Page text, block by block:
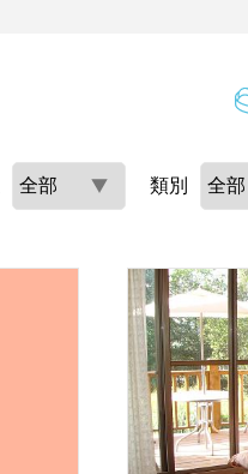
類別